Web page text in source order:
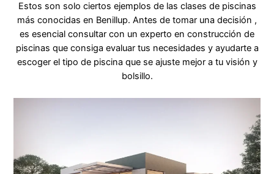
Estos son solo ciertos ejemplos de las clases de piscinas
más conocidas en Benillup. Antes de tomar una decisión ,
es esencial consultar con un experto en construcción de
piscinas que consiga evaluar tus necesidades y ayudarte a
escoger el tipo de piscina que se ajuste mejor a tu visión y
bolsillo.